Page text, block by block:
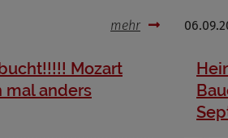
mehr
Mozart
mal anders